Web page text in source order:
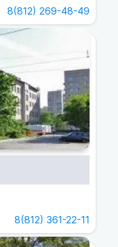
8(812) 269-48-49
8(812) 361-22-11